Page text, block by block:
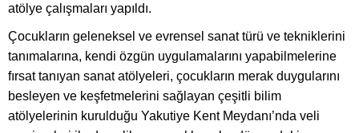
atölye çalışmaları yapıldı.
Çocukların geleneksel ve evrensel sanat türü ve tekniklerini
tanımalarına, kendi özgün uygulamalarını yapabilmelerine
fırsat tanıyan sanat atölyeleri, çocukların merak duygularını
besleyen ve keşfetmelerini sağlayan çeşitli bilim
atölyelerinin kurulduğu Yakutiye Kent Meydanı’nda veli